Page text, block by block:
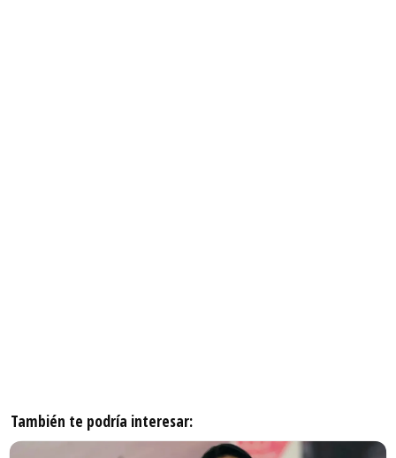
También te podría interesar: